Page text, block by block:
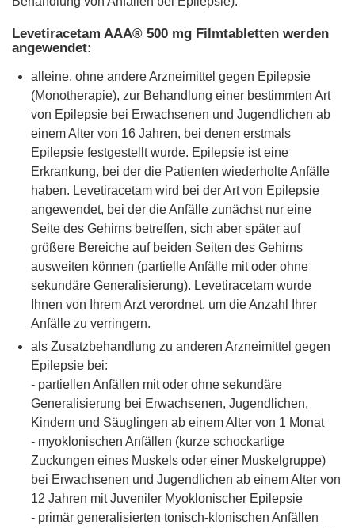
Levetiracetam AAA® 500 mg Filmtabletten werden
angewendet:
alleine, ohne andere Arzneimittel gegen Epilepsie
(Monotherapie), zur Behandlung einer bestimmten Art
von Epilepsie bei Erwachsenen und Jugendlichen ab
einem Alter von 16 Jahren, bei denen erstmals
Epilepsie festgestellt wurde. Epilepsie ist eine
Erkrankung, bei der die Patienten wiederholte Anfälle
haben. Levetiracetam wird bei der Art von Epilepsie
angewendet, bei der die Anfälle zunächst nur eine
Seite des Gehirns betreffen, sich aber später auf
größere Bereiche auf beiden Seiten des Gehirns
ausweiten können (partielle Anfälle mit oder ohne
sekundäre Generalisierung). Levetiracetam wurde
Ihnen von Ihrem Arzt verordnet, um die Anzahl Ihrer
Anfälle zu verringern.
als Zusatzbehandlung zu anderen Arzneimittel gegen
Epilepsie bei:
- partiellen Anfällen mit oder ohne sekundäre
Generalisierung bei Erwachsenen, Jugendlichen,
Kindern und Säuglingen ab einem Alter von 1 Monat
- myoklonischen Anfällen (kurze schockartige
Zuckungen eines Muskels oder einer Muskelgruppe)
bei Erwachsenen und Jugendlichen ab einem Alter von
12 Jahren mit Juveniler Myoklonischer Epilepsie
- primär generalisierten tonisch-klonischen Anfällen